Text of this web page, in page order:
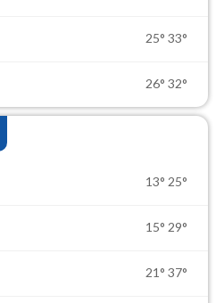
25° 33°
26° 32°
13° 25°
15° 29°
21° 37°